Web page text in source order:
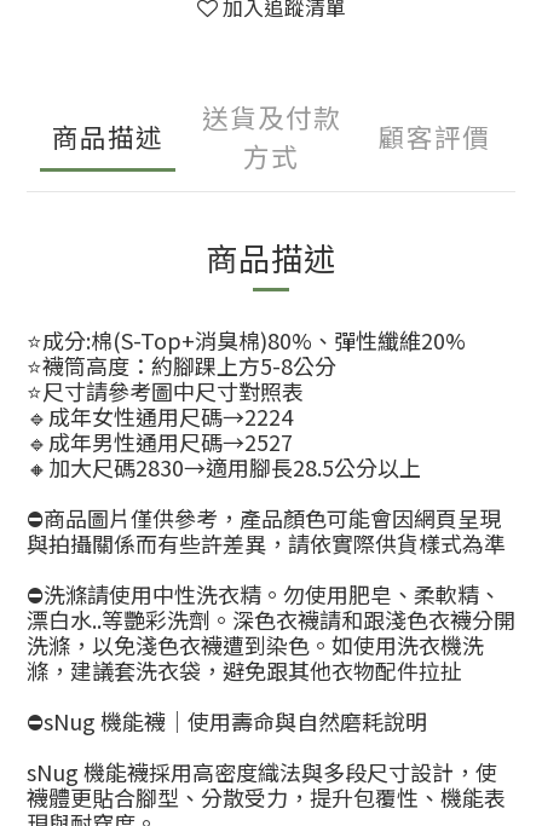
加入追蹤清單
商品描述
送貨及付款
方式
顧客評價
商品描述
⭐️成分:棉(S-Top+消臭棉)80%、彈性纖維20%
⭐️襪筒高度：約腳踝上方5-8公分
⭐️尺寸請參考圖中尺寸對照表
🔹成年女性通用尺碼→2224
🔹成年男性通用尺碼→2527
🔸加大尺碼2830→適用腳長28.5公分以上
⛔商品圖片僅供參考，產品顏色可能會因網頁呈現
與拍攝關係而有些許差異，請依實際供貨樣式為準
⛔洗滌請使用中性洗衣精。勿使用肥皂、柔軟精、
漂白水..等艷彩洗劑。深色衣襪請和跟淺色衣襪分開
洗滌，以免淺色衣襪遭到染色。如使用洗衣機洗
滌，建議套洗衣袋，避免跟其他衣物配件拉扯
⛔sNug 機能襪｜使用壽命與自然磨耗說明
sNug 機能襪採用高密度織法與多段尺寸設計，使
襪體更貼合腳型、分散受力，提升包覆性、機能表